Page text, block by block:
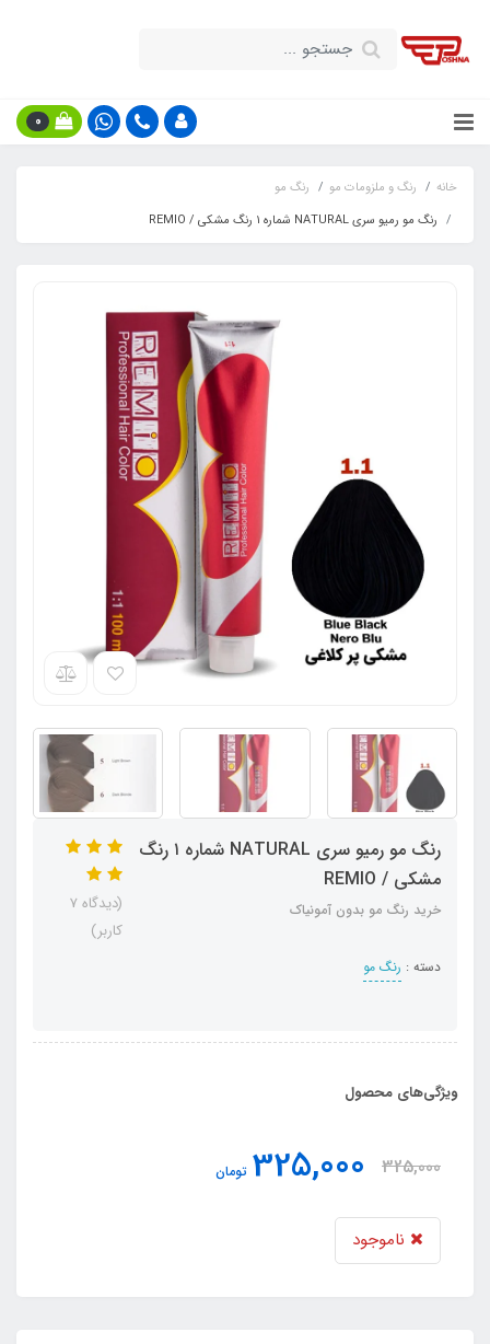
0
خانه رنگ و ملزومات مو
رنگ مو
رنگ مو رمیو سری NATURAL شماره ۱ رنگ مشکی / REMIO
رنگ مو رمیو سری NATURAL شماره ۱ رنگ
مشکی / REMIO
خرید رنگ مو بدون آمونیاک
دسته : رنگ مو
(دیدگاه 7
کاربر)
ویژگی‌های محصول
325,000
325,000 تومان
ناموجود